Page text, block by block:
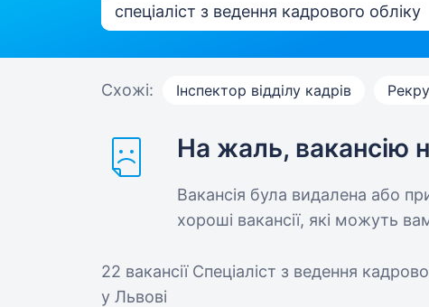
Схожі: Інспектор відділу кадрів
На жаль, вакансію
Вакансія була видалена або
хороші вакансії, які можуть
22 вакансії Спеціаліст з ведення
у Львові